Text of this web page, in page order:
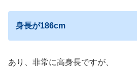
身長が186cm
あり、非常に高身長ですが、